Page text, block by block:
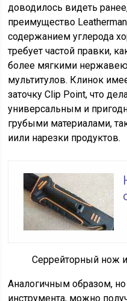
доводилось видеть
преимущество
содержанием углерода
требует частой правки,
более мягкими
мультитулов. Клинок
заточку Clip Point, что
универсальным и
грубыми материалами,
иили нарезки продуктов.
Серрейторный нож
Аналогичным образом,
инструмента, можно